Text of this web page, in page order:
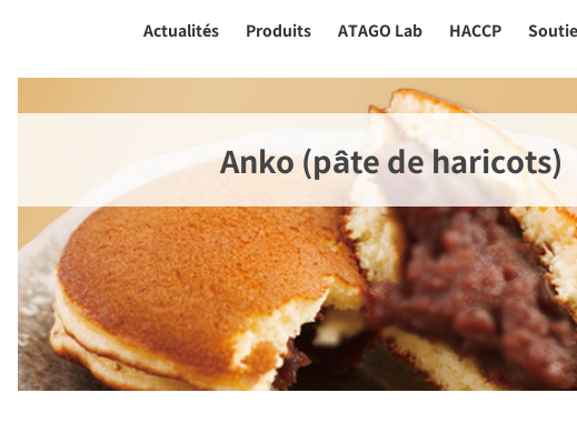
Actualités Produits ATAGO Lab HACCP
Anko (pâte de haricots)